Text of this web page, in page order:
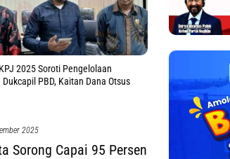
2025 Soroti Pengelolaan
PBD, Kaitan Dana Otsus
2025
Sorong Capai 95 Persen